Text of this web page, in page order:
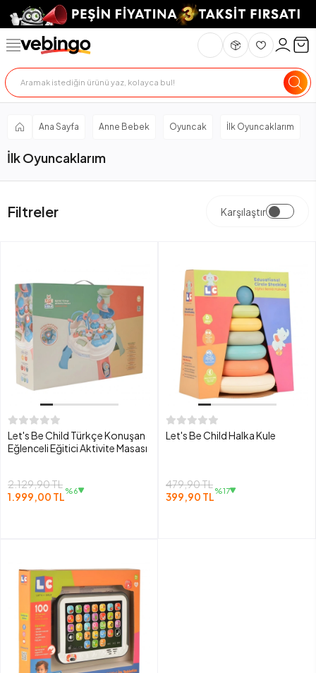
Ana Sayfa Anne Bebek Oyuncak İlk Oyuncaklarım
İlk Oyuncaklarım
Filtreler Karşılaştır
Let's Be Child Türkçe Konuşan
Eğlenceli Eğitici Aktivite Masası
2.129,90 TL
1.999,00 TL%6
Let's Be Child Halka Kule
479,90 TL
399,90 TL%17